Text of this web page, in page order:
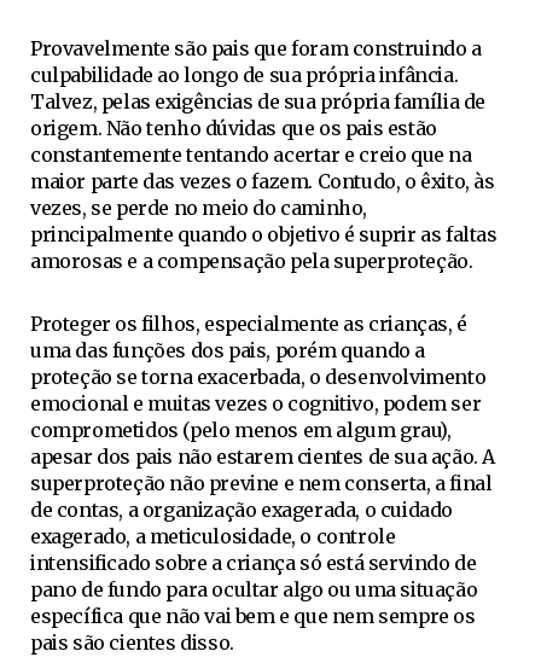
Provavelmente são pais que foram construindo a
culpabilidade ao longo de sua própria infância.
Talvez, pelas exigências de sua própria família de
origem. Não tenho dúvidas que os pais estão
constantemente tentando acertar e creio que na
maior parte das vezes o fazem. Contudo, o êxito, às
vezes, se perde no meio do caminho,
principalmente quando o objetivo é suprir as faltas
amorosas e a compensação pela superproteção.
Proteger os filhos, especialmente as crianças, é
uma das funções dos pais, porém quando a
proteção se torna exacerbada, o desenvolvimento
emocional e muitas vezes o cognitivo, podem ser
comprometidos (pelo menos em algum grau),
apesar dos pais não estarem cientes de sua ação. A
superproteção não previne e nem conserta, a final
de contas, a organização exagerada, o cuidado
exagerado, a meticulosidade, o controle
intensificado sobre a criança só está servindo de
pano de fundo para ocultar algo ou uma situação
específica que não vai bem e que nem sempre os
pais são cientes disso.